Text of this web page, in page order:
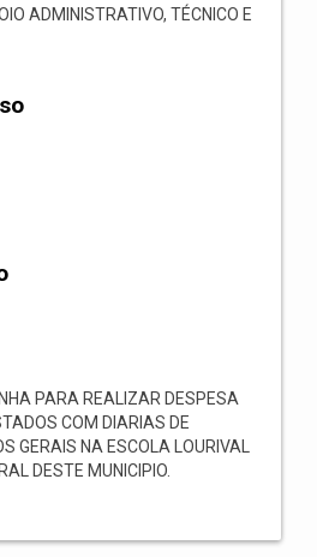
ADMINISTRATIVO, TÉCNICO E
PARA REALIZAR DESPESA
COM DIARIAS DE
GERAIS NA ESCOLA LOURIVAL
DESTE MUNICIPIO.